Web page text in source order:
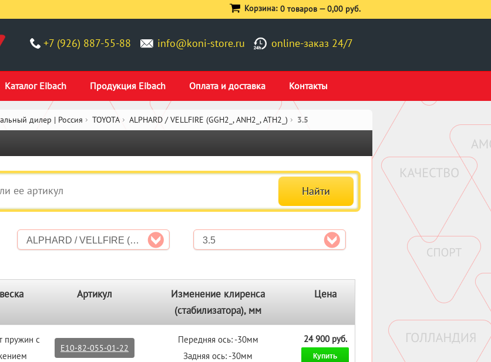
+7 (926) 887-55-88 info@koni-store.ru online-заказ 24/7
Каталог Eibach Продукция Eibach Оплата и доставка Контакты
Корзина: 0 товаров —0,00 руб.
дилер | Россия TOYOTA ALPHARD / VELLFIRE (GGH2_, ANH2_, ATH2_) 3.5
ALPHARD / VELLFIRE (GGH2_, ANH2_, ATH2_) 3.5
Артикул
Изменение клиренса
(стабилизатора), мм
Цена
пружин с
E10-82-055-01-22
Передняя ось: -30мм
Задняя ось: -30мм
24 900 руб.
Купить